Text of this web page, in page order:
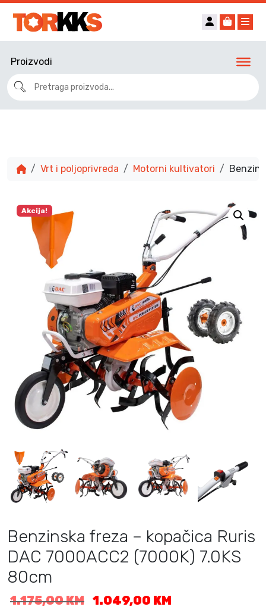
Account
Cart
Proizvodi
Vrt i poljoprivreda Motorni kultivatori
Akcija!
Benzinska freza – kopačica Ruris
DAC 7000ACC2 (7000K) 7.0KS
80cm
1.175,00KM 1.049,00 KM